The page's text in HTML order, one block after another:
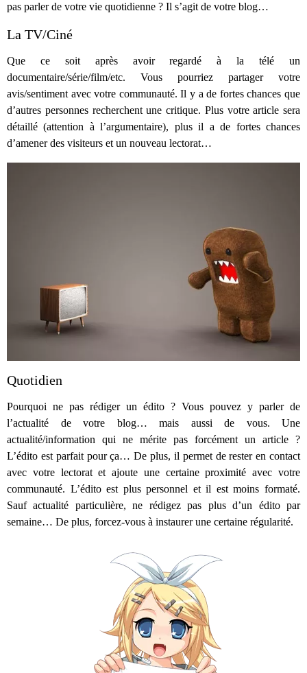
pas parler de votre vie quotidienne ? Il s’agit de votre blog…
La TV/Ciné
Que ce soit après avoir regardé à la télé un
documentaire/série/film/etc. Vous pourriez partager votre
avis/sentiment avec votre communauté. Il y a de fortes chances que
d’autres personnes recherchent une critique. Plus votre article sera
détaillé (attention à l’argumentaire), plus il a de fortes chances
d’amener des visiteurs et un nouveau lectorat…
Quotidien
Pourquoi ne pas rédiger un édito ? Vous pouvez y parler de
l’actualité de votre blog… mais aussi de vous. Une
actualité/information qui ne mérite pas forcément un article ?
L’édito est parfait pour ça… De plus, il permet de rester en contact
avec votre lectorat et ajoute une certaine proximité avec votre
communauté. L’édito est plus personnel et il est moins formaté.
Sauf actualité particulière, ne rédigez pas plus d’un édito par
semaine… De plus, forcez-vous à instaurer une certaine régularité.